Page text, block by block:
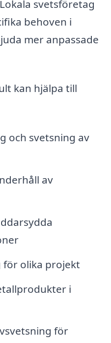
svetsföretag
behoven i
mer anpassade
kan hjälpa till
och svetsning av
av
olika projekt
i
för